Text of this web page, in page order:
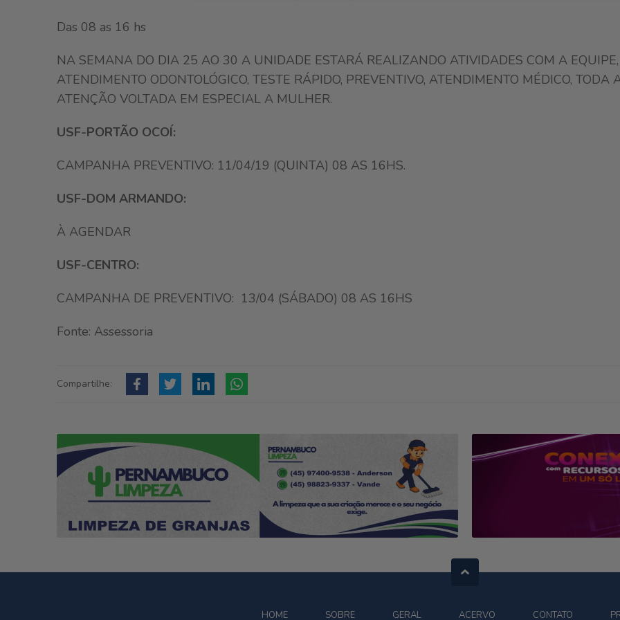
Das 08 as 16 hs
NA SEMANA DO DIA 25 AO 30 A UNIDADE ESTARÁ REALIZANDO ATIVIDADES COM A EQUIPE,
ATENDIMENTO ODONTOLÓGICO, TESTE RÁPIDO, PREVENTIVO, ATENDIMENTO MÉDICO, TODA
ATENÇÃO VOLTADA EM ESPECIAL A MULHER.
USF-PORTÃO OCOÍ:
CAMPANHA PREVENTIVO: 11/04/19 (QUINTA) 08 AS 16HS.
USF-DOM ARMANDO:
À AGENDAR
USF-CENTRO:
CAMPANHA DE PREVENTIVO: 13/04 (SÁBADO) 08 AS 16HS
Fonte: Assessoria
Compartilhe:
HOME SOBRE GERAL ACERVO CONTATO